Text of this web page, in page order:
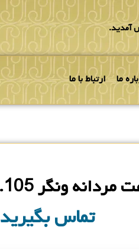
آمدید.
ما ارتباط با ما
ونگر 01.1441.105
تماس بگیرید